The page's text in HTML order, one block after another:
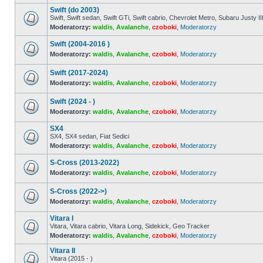
ma
nieprzeczytanych
postów
Nie
ma
nieprzeczytanych
postów
Swift (do 2003)
Swift, Swift sedan, Swift GTi, Swift cabrio, Chevrolet Metro, Subaru Justy III
Moderatorzy: waldis Avalanche czoboki Moderatorzy
ma
nieprzeczytanych
Swift (2004-2016 )
Moderatorzy: waldis Avalanche czoboki Moderatorzy
ma
nieprzeczytanych
Swift (2017-2024)
Moderatorzy: waldis Avalanche czoboki Moderatorzy
ma
nieprzeczytanych
postów
Swift (2024 - )
Moderatorzy: waldis Avalanche czoboki Moderatorzy
Nie
ma
nieprzeczytanych
postów
SX4
SX4, SX4 sedan, Fiat Sedici
Moderatorzy: waldis Avalanche czoboki Moderatorzy
ma
nieprzeczytanych
S-Cross (2013-2022)
Moderatorzy: waldis Avalanche czoboki Moderatorzy
ma
nieprzeczytanych
postów
S-Cross (2022->)
Moderatorzy: waldis Avalanche czoboki Moderatorzy
Nie
ma
nieprzeczytanych
postów
Vitara I
Vitara, Vitara cabrio, Vitara Long, Sidekick, Geo Tracker
Moderatorzy: waldis Avalanche czoboki Moderatorzy
Vitara II
Vitara (2015 - )